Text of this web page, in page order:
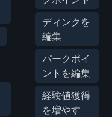
ディンクを
編集
パークポイ
ントを編集
経験値獲得
を増やす